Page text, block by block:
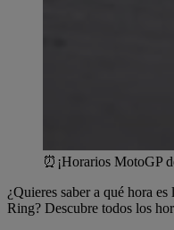
⏰¡Horarios MotoGP
¿Quieres saber a qué hora
Ring? Descubre todos los